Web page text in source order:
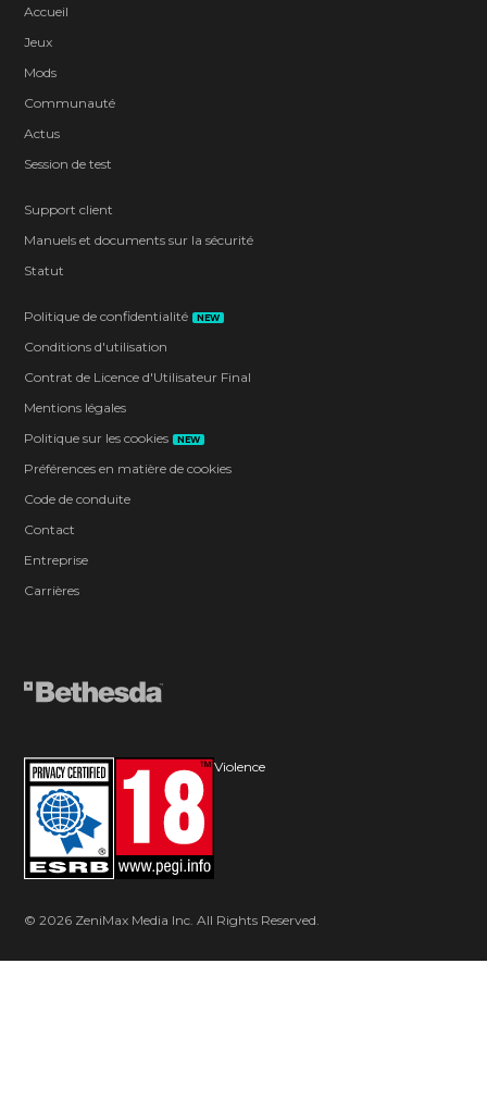
Accueil
Jeux
Mods
Communauté
Actus
Session de test
Support client
Manuels et documents sur la sécurité
Statut
Politique de confidentialité NEW
Conditions d'utilisation
Contrat de Licence d'Utilisateur Final
Mentions légales
Politique sur les cookies
NEW
Préférences en matière de cookies
Code de conduite
Contact
Entreprise
Carrières
Violence
© 2026 ZeniMax Media Inc. All Rights Reserved.